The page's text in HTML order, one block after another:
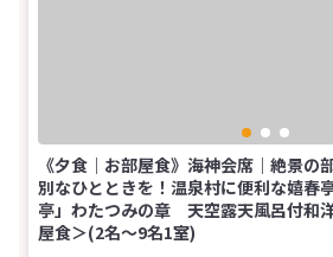
《夕食｜お部屋食》海神会席｜絶景の
別なひとときを！温泉村に便利な嬉春
亭」わたつみの章 天空露天風呂付和
屋食＞(2名～9名1室)